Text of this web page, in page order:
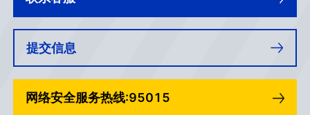
提交信息
网络安全服务热线:95015